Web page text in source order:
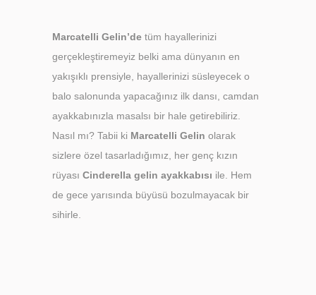
Marcatelli Gelin’de tüm hayallerinizi
gerçekleştiremeyiz belki ama dünyanın en
yakışıklı prensiyle, hayallerinizi süsleyecek o
balo salonunda yapacağınız ilk dansı, camdan
ayakkabınızla masalsı bir hale getirebiliriz.
Nasıl mı? Tabii ki Marcatelli Gelin olarak
sizlere özel tasarladığımız, her genç kızın
rüyası Cinderella gelin ayakkabısı ile. Hem
de gece yarısında büyüsü bozulmayacak bir
sihirle.